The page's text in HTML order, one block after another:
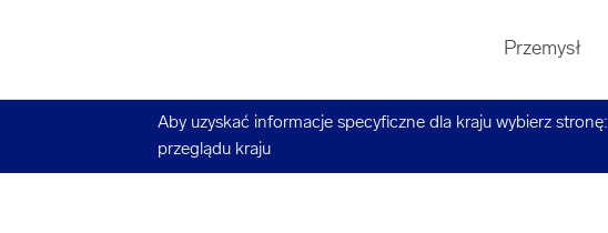
Przemysł
Aby uzyskać informacje specyficzne dla kraju wybierz stronę:
przeglądu kraju